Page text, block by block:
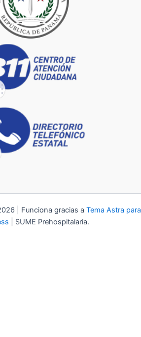
| Funciona gracias a Tema Astra para
| SUME Prehospitalaria.